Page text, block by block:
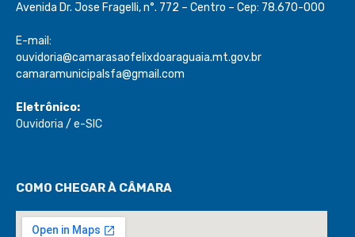
Avenida Dr. Jose Fragelli, n°. 772 – Centro – Cep: 78.670-000
E-mail:
ouvidoria@camarasaofelixdoaraguaia.mt.gov.br
camaramunicipalsfa@gmail.com
Eletrônico:
Ouvidoria / e-SIC
COMO CHEGAR À CÂMARA